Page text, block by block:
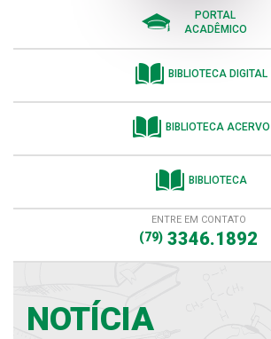
PORTAL
ACADÊMICO
BIBLIOTECA DIGITAL
BIBLIOTECA ACERVO
BIBLIOTECA
ENTRE EM CONTATO
(79) 3346.1892
NOTÍCIA